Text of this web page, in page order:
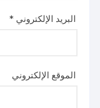
البريد الإلكتروني*
الموقع الإلكتروني